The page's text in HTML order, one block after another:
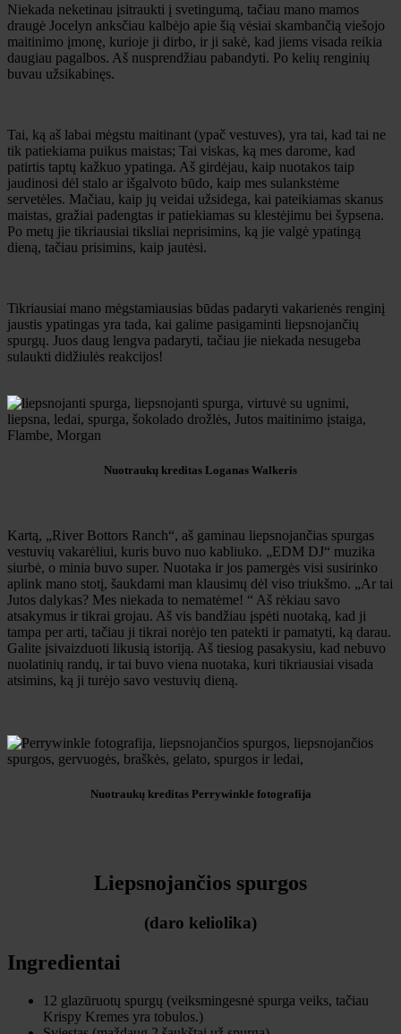
Niekada neketinau įsitraukti į svetingumą, tačiau mano mamos
draugė Jocelyn anksčiau kalbėjo apie šią vėsiai skambančią viešojo
maitinimo įmonę, kurioje ji dirbo, ir ji sakė, kad jiems visada reikia
daugiau pagalbos. Aš nusprendžiau pabandyti. Po kelių renginių
buvau užsikabinęs.
Tai, ką aš labai mėgstu maitinant (ypač vestuves), yra tai, kad tai ne
tik patiekiama puikus maistas; Tai viskas, ką mes darome, kad
patirtis taptų kažkuo ypatinga. Aš girdėjau, kaip nuotakos taip
jaudinosi dėl stalo ar išgalvoto būdo, kaip mes sulankstėme
servetėles. Mačiau, kaip jų veidai užsidega, kai pateikiamas skanus
maistas, gražiai padengtas ir patiekiamas su klestėjimu bei šypsena.
Po metų jie tikriausiai tiksliai neprisimins, ką jie valgė ypatingą
dieną, tačiau prisimins, kaip jautėsi.
Tikriausiai mano mėgstamiausias būdas padaryti vakarienės renginį
jaustis ypatingas yra tada, kai galime pasigaminti liepsnojančių
spurgų. Juos daug lengva padaryti, tačiau jie niekada nesugeba
sulaukti didžiulės reakcijos!
Nuotraukų kreditas Loganas Walkeris
Kartą, „River Bottors Ranch“, aš gaminau liepsnojančias spurgas
vestuvių vakarėliui, kuris buvo nuo kabliuko. „EDM DJ“ muzika
siurbė, o minia buvo super. Nuotaka ir jos pamergės visi susirinko
aplink mano stotį, šaukdami man klausimų dėl viso triukšmo. „Ar tai
Jutos dalykas? Mes niekada to nematėme! “ Aš rėkiau savo
atsakymus ir tikrai grojau. Aš vis bandžiau įspėti nuotaką, kad ji
tampa per arti, tačiau ji tikrai norėjo ten patekti ir pamatyti, ką darau.
Galite įsivaizduoti likusią istoriją. Aš tiesiog pasakysiu, kad nebuvo
nuolatinių randų, ir tai buvo viena nuotaka, kuri tikriausiai visada
atsimins, ką ji turėjo savo vestuvių dieną.
Nuotraukų kreditas Perrywinkle fotografija
Liepsnojančios spurgos
(daro keliolika)
Ingredientai
12 glazūruotų spurgų (veiksmingesnė spurga veiks, tačiau
Krispy Kremes yra tobulos.)